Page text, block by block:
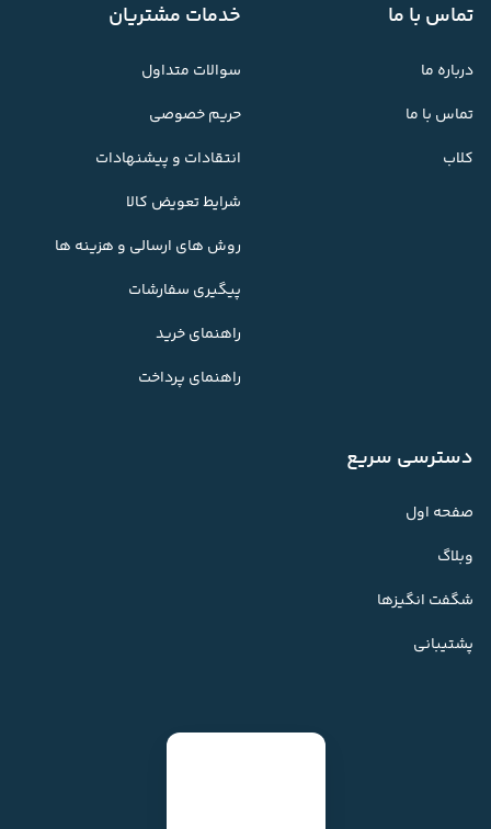
تماس با ما
درباره ما
تماس با ما
کلاب
خدمات مشتریان
سوالات متداول
حریم خصوصی
انتقادات و پیشنهادات
شرایط تعویض کالا
روش های ارسالی و هزینه ها
پیگیری سفارشات
راهنمای خرید
راهنمای پرداخت
دسترسی سریع
صفحه اول
وبلاگ
شگفت انگیزها
پشتیبانی